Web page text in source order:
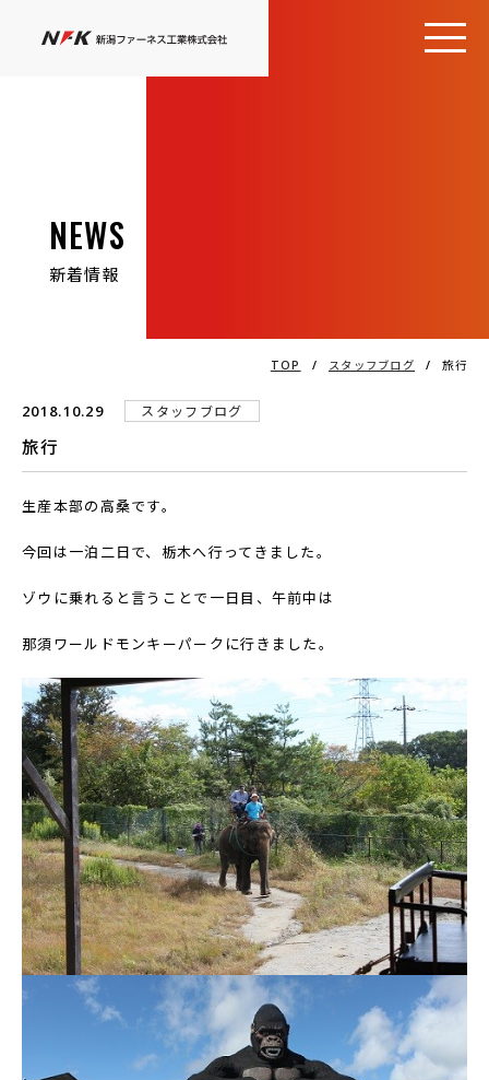
NEWS
新着情報
TOP / スタッフブログ / 旅行
2018.10.29 スタッフブログ
旅行
生産本部の高桑です。
今回は一泊二日で、栃木へ行ってきました。
ゾウに乗れると言うことで一日目、午前中は
那須ワールドモンキーパークに行きました。